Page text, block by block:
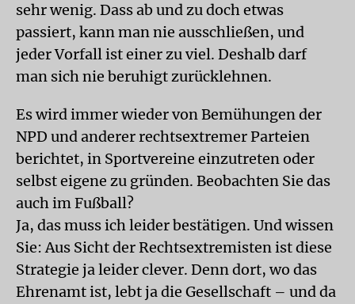
sehr wenig. Dass ab und zu doch etwas
passiert, kann man nie ausschließen, und
jeder Vorfall ist einer zu viel. Deshalb darf
man sich nie beruhigt zurücklehnen.
Es wird immer wieder von Bemühungen der
NPD und anderer rechtsextremer Parteien
berichtet, in Sportvereine einzutreten oder
selbst eigene zu gründen. Beobachten Sie das
auch im Fußball?
Ja, das muss ich leider bestätigen. Und wissen
Sie: Aus Sicht der Rechtsextremisten ist diese
Strategie ja leider clever. Denn dort, wo das
Ehrenamt ist, lebt ja die Gesellschaft – und da